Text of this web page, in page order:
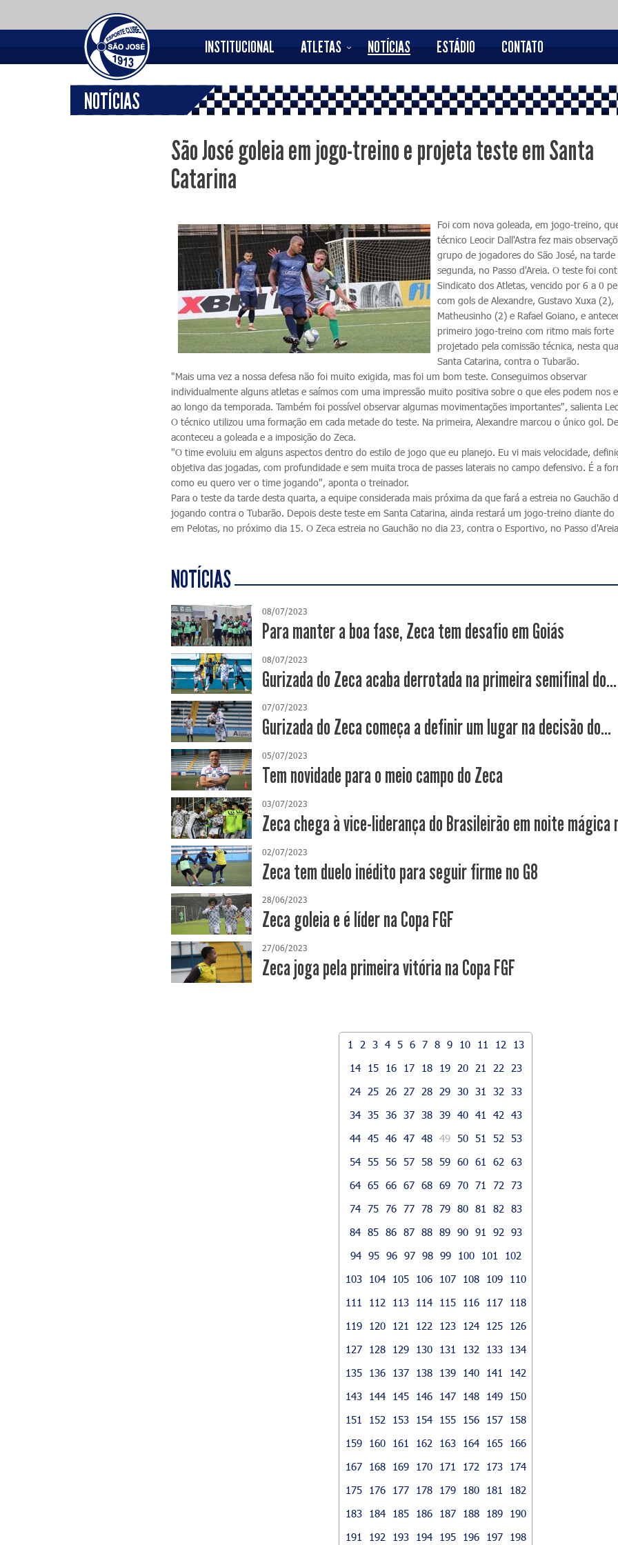
INSTITUCIONAL ATLETAS NOTÍCIAS ESTÁDIO CONTATO
NOTÍCIAS
São José goleia em jogo-treino e projeta teste em Santa
Catarina
Foi com nova goleada, em jogo-treino,
técnico Leocir Dall'Astra fez mais
grupo de jogadores do São José, na tarde
segunda, no Passo d'Areia. O teste foi
Sindicato dos Atletas, vencido por 6 a 0
com gols de Alexandre, Gustavo Xuxa (2),
Matheusinho (2) e Rafael Goiano, e
primeiro jogo-treino com ritmo mais forte
projetado pela comissão técnica, nesta
Santa Catarina, contra o Tubarão.
"Mais uma vez a nossa defesa não foi muito exigida, mas foi um bom teste. Conseguimos observar
individualmente alguns atletas e saímos com uma impressão muito positiva sobre o que eles podem nos
ao longo da temporada. Também foi possível observar algumas movimentações importantes", salienta
O técnico utilizou uma formação em cada metade do teste. Na primeira, Alexandre marcou o único gol.
aconteceu a goleada e a imposição do Zeca.
"O time evoluiu em alguns aspectos dentro do estilo de jogo que eu planejo. Eu vi mais velocidade,
objetiva das jogadas, com profundidade e sem muita troca de passes laterais no campo defensivo. É a
como eu quero ver o time jogando", aponta o treinador.
Para o teste da tarde desta quarta, a equipe considerada mais próxima da que fará a estreia no Gauchão
jogando contra o Tubarão. Depois deste teste em Santa Catarina, ainda restará um jogo-treino diante do
em Pelotas, no próximo dia 15. O Zeca estreia no Gauchão no dia 23, contra o Esportivo, no Passo
NOTÍCIAS
08/07/2023
Para manter a boa fase, Zeca tem desafio em Goiás
08/07/2023
Gurizada do Zeca acaba derrotada na primeira semifinal do...
07/07/2023
Gurizada do Zeca começa a definir um lugar na decisão do...
05/07/2023
Tem novidade para o meio campo do Zeca
03/07/2023
Zeca chega à vice-liderança do Brasileirão em noite mágica
02/07/2023
Zeca tem duelo inédito para seguir firme no G8
28/06/2023
Zeca goleia e é líder na Copa FGF
27/06/2023
Zeca joga pela primeira vitória na Copa FGF
1 2 3 4 5 6 7 8 9 10 11 12
13
14
15 16 17 18 19 20 21 22
23
24
25 26 27 28 29 30 31 32
33
34 35 36 37 38 39 40 41 42
43
44 45 46 47 48 49 50 51 52
53
54 55 56 57 58 59 60 61 62
63
64 65 66 67 68 69 70 71 72
73
74 75 76 77 78 79 80 81 82
83
84 85 86 87 88 89 90 91 92
93
94 95 96 97 98 99 100 101
102
103
104 105 106 107 108 109
110
111
112 113 114 115 116 117
118
119
120 121 122 123 124 125
126
127
128 129 130 131 132 133
134
135
136 137 138 139 140 141
142
143
144 145 146 147 148 149
150
151
152 153 154 155 156 157
158
159
160 161 162 163 164 165
166
167
168 169 170 171 172 173
174
175
176 177 178 179 180 181
182
183
184 185 186 187 188 189
190
191
192 193 194 195 196 197
198